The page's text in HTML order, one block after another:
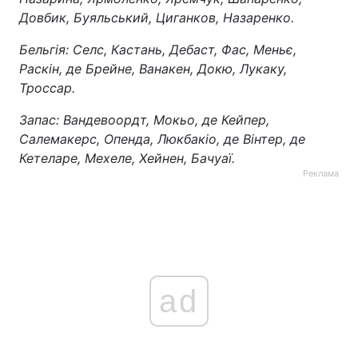
Тема оформлення
Довбик, Буяльський, Циганков, Назаренко.
Бельгія: Селс, Кастань, Дебаст, Фас, Меньє,
Раскін, де Брейне, Ванакен, Докю, Лукаку,
Троссар.
Запас: Вандевоордт, Мокьо, де Кейпер,
Салемакерс, Опенда, Люкбакіо, де Вінтер, де
Кетеларе, Мехеле, Хейнен, Бачуаї.
Реклама
ad